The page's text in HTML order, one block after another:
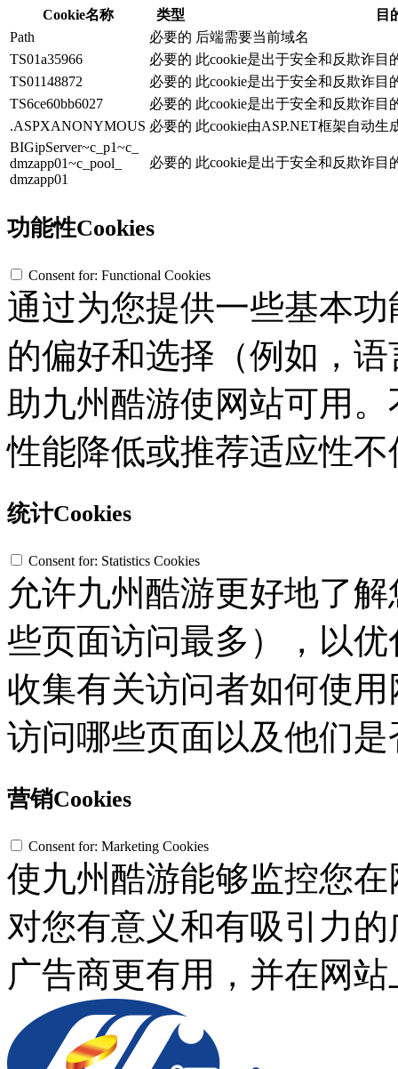
Cookie名称 类型
目
Path
必要的 后端需要当前域名
TS01a35966
必要的 此cookie是出于安全和反欺诈目
TS01148872
必要的 此cookie是出于安全和反欺诈目
TS6ce60bb6027
必要的 此cookie是出于安全和反欺诈目
.ASPXANONYMOUS 必要的 此cookie由ASP.NET框架自动生
BIGipServer~c_p1~c_
dmzapp01~c_pool_
dmzapp01
必要的 此cookie是出于安全和反欺诈目
功能性Cookies
Consent for: Functional Cookies
通过为您提供一些基本
的偏好和选择（例如，
助九州酷游使网站可用
性能降低或推荐适应性不
统计Cookies
Consent for: Statistics Cookies
允许九州酷游更好地了解
些页面访问最多），以
收集有关访问者如何使用
访问哪些页面以及他们
营销Cookies
Consent for: Marketing Cookies
使九州酷游能够监控您
对您有意义和有吸引力的
广告商更有用，并在